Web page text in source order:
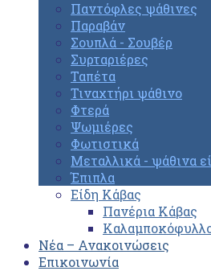
Παντόφλες ψάθινες
Παραβάν
Σουπλά - Σουβέρ
Συρταριέρες
Ταπέτα
Τιναχτήρι ψάθινο
Φτερά
Ψωμιέρες
Φωτιστικά
Μεταλλικά - ψάθινα
Έπιπλα
Είδη Κάβας
Πανέρια Κάβας
Νέα – Ανακοινώσεις
Επικοινωνία